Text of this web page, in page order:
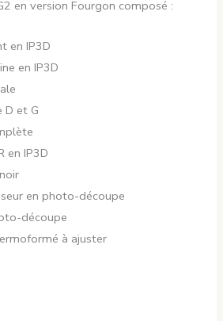
en version Fourgon composé :
en IP3D
en IP3D
D et G
en IP3D
en photo-découpe
découpe
à ajuster